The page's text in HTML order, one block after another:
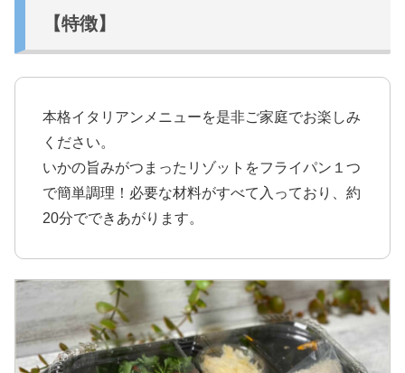
【特徴】
本格イタリアンメニューを是非ご家庭でお楽しみ
ください。
いかの旨みがつまったリゾットをフライパン１つ
で簡単調理！必要な材料がすべて入っており、約
20分でできあがります。